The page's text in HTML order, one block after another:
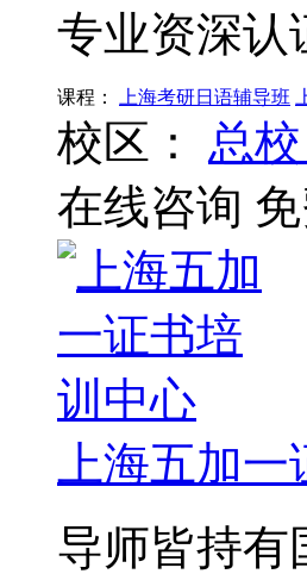
专业资深认
课程： 上海考研日语辅导班
校区：
总
在线咨询
上海五加
导师皆持有